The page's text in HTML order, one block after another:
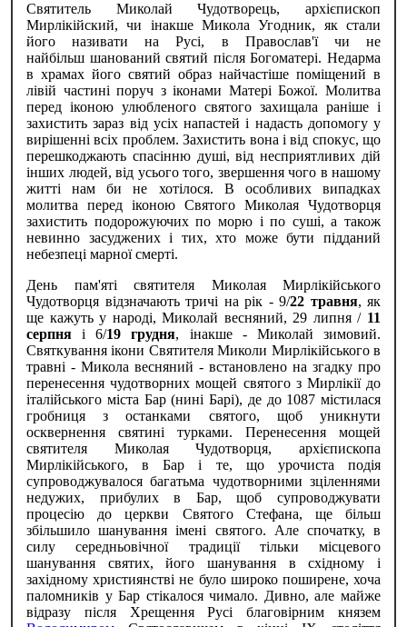
Святитель Миколай Чудотворець, архієпископ
Мирлікійский, чи інакше Микола Угодник, як стали
його називати на Русі, в Православ'ї чи не
найбільш шанований святий після Богоматері. Недарма
в храмах його святий образ найчастіше поміщений в
лівій частині поруч з іконами Матері Божої. Молитва
перед іконою улюбленого святого захищала раніше і
захистить зараз від усіх напастей і надасть допомогу у
вирішенні всіх проблем. Захистить вона і від спокус, що
перешкоджають спасінню душі, від несприятливих дій
інших людей, від усього того, звершення чого в нашому
житті нам би не хотілося. В особливих випадках
молитва перед іконою Святого Миколая Чудотворця
захистить подорожуючих по морю і по суші, а також
невинно засуджених і тих, хто може бути підданий
небезпеці марної смерті.
День пам'яті святителя Миколая Мирлікійського
Чудотворця відзначають тричі на рік - 9/22 травня, як
ще кажуть у народі, Миколай весняний, 29 липня / 11
серпня і 6/19 грудня, інакше - Миколай зимовий.
Святкування ікони Святителя Миколи Мирлікійського в
травні - Микола весняний - встановлено на згадку про
перенесення чудотворних мощей святого з Мирлікії до
італійського міста Бар (нині Барі), де до 1087 містилася
гробниця з останками святого, щоб уникнути
осквернення святині турками. Перенесення мощей
святителя Миколая Чудотворця, архієпископа
Мирлікійського, в Бар і те, що урочиста подія
супроводжувалося багатьма чудотворними зціленнями
недужих, прибулих в Бар, щоб супроводжувати
процесію до церкви Святого Стефана, ще більш
збільшило шанування імені святого. Але спочатку, в
силу середньовічної традиції тільки місцевого
шанування святих, його шанування в східному і
західному християнстві не було широко поширене, хоча
паломників у Бар стікалося чимало. Дивно, але майже
відразу після Хрещення Русі благовірним князем